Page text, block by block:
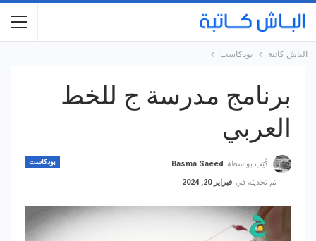
الباش كاتبة بودكاست
برنامج مدرسة ج للخط
العربي
بودكاست كُتِب بواسطة
Basma Saeed
تم تحديثه في فبراير 20, 2024